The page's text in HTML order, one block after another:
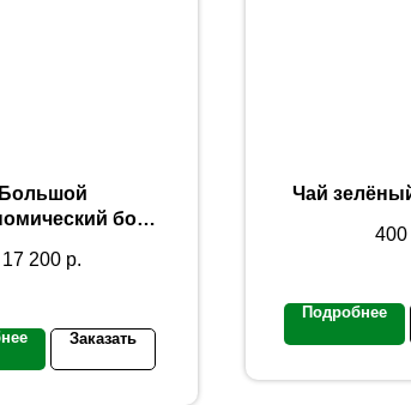
Большой
бокс
17 200 р.
Заказать
Чай
400
Подробнее